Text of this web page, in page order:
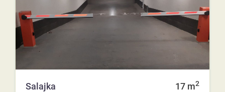
Salajka 17 m2